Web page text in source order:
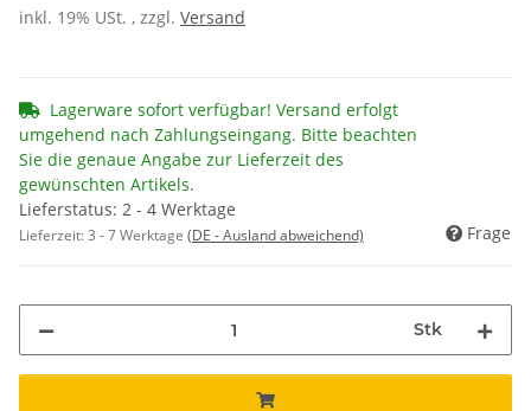
inkl. 19% USt. , zzgl. Versand
Lagerware sofort verfügbar! Versand erfolgt
umgehend nach Zahlungseingang. Bitte beachten
Sie die genaue Angabe zur Lieferzeit des
gewünschten Artikels.
Lieferstatus: 2 - 4 Werktage
Lieferzeit:3 - 7 Werktage (DE - Ausland abweichend) Frage
Stk